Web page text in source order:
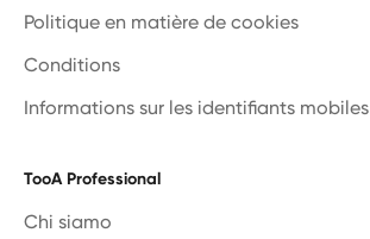
Politique en matière de cookies
Conditions
Informations sur les identifiants mobiles
TooA Professional
Chi siamo